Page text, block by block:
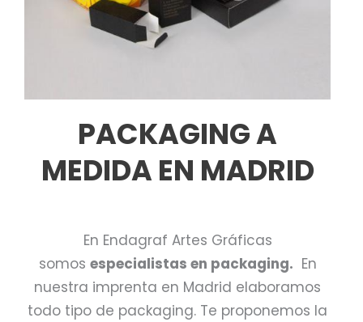
PACKAGING A
MEDIDA EN MADRID
En Endagraf Artes Gráficas
somos especialistas en packaging. En
nuestra imprenta en Madrid elaboramos
todo tipo de packaging. Te proponemos la